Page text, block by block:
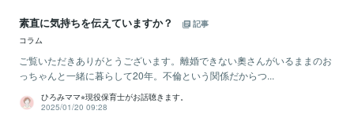
素直に気持ちを伝えていますか？
記事
コラム
ご覧いただきありがとうございます。離婚できない奧さんがいるままのお
っちゃんと一緒に暮らして20年。不倫という関係だからつ...
ひろみママ⭐︎現役保育士がお話聴きます。
2025/01/20 09:28